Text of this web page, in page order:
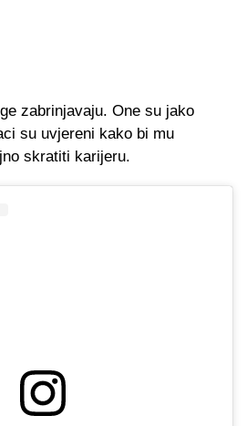
zabrinjavaju. One su jako
su uvjereni kako bi mu
skratiti karijeru.